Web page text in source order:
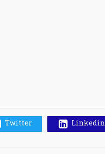
Twitter Linkedin